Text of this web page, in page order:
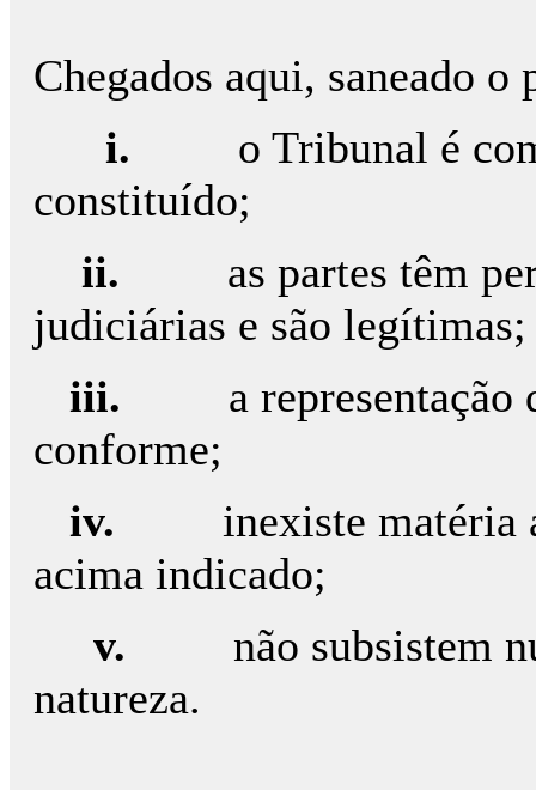
Chegados aqui, saneado
i. o Tribunal é
constituído;
ii. as partes têm
judiciárias e são legítimas;
iii. a representação
conforme;
iv. inexiste matéria
acima indicado;
v. não subsistem
natureza.